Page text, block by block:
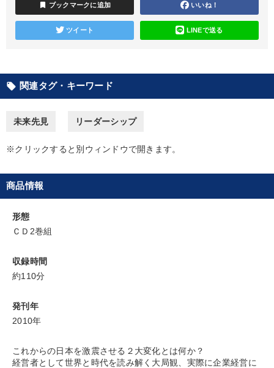
全国経営者セミナー収録〈売れ筋・人気〉音声＆動画20選
経営戦略・経営実務 【2026年7月】音声・映像ご案内商品
2025年夏季全国経営者セミナー収録講演ＣＤ・講演ＤＶＤ・デジ
タル版（音声／動画ストリーミング・ダウンロード）
リーダーの魅力向上 財務・数字力の向上
社長の姿勢を学びたい
不動産投資
女性経営者 販売戦略
bookmark ブックマークに追加 いいね！
ツイート LINEで送る
local_offer 関連タグ・キーワード
未来先見 リーダーシップ
※クリックすると別ウィンドウで開きます。
商品情報
形態
ＣＤ2巻組
収録時間
約110分
発刊年
2010年
これからの日本を激震させる２大変化とは何か？
経営者として世界と時代を読み解く大局観、実際に企業経営に